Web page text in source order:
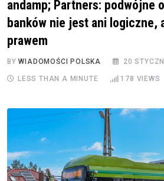
andamp; Partners: podwójne
banków nie jest ani logiczne,
prawem
BYWIADOMOŚCI POLSKA 20
LESS THAN A MINUTE 178 VIEWS